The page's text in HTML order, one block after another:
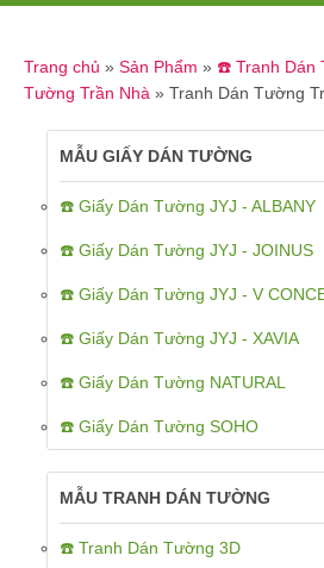
Trang chủ » Sản Phẩm » ☎️ Tranh Dán
Tường Trần Nhà » Tranh Dán Tường
MẪU GIẤY DÁN TƯỜNG
☎️ Giấy Dán Tường JYJ - ALBANY
☎️ Giấy Dán Tường JYJ - JOINUS
☎️ Giấy Dán Tường JYJ - V
☎️ Giấy Dán Tường JYJ - XAVIA
☎️ Giấy Dán Tường NATURAL
☎️ Giấy Dán Tường SOHO
MẪU TRANH DÁN TƯỜNG
☎️ Tranh Dán Tường 3D